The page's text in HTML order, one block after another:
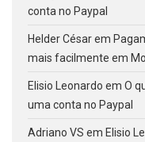
conta no Paypal
Helder Césarem
mais facilmente em
Elisio Leonardo em O
uma conta no Paypal
Adriano VS em Elisio